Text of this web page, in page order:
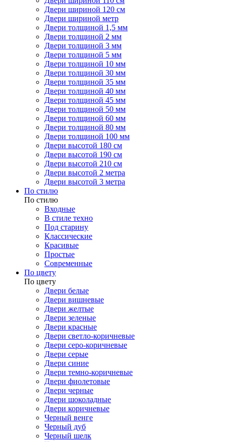
Двери шириной 120 см
Двери шириной метр
Двери толщиной 1,5 мм
Двери толщиной 2 мм
Двери толщиной 3 мм
Двери толщиной 5 мм
Двери толщиной 10 мм
Двери толщиной 30 мм
Двери толщиной 35 мм
Двери толщиной 40 мм
Двери толщиной 45 мм
Двери толщиной 50 мм
Двери толщиной 60 мм
Двери толщиной 80 мм
Двери толщиной 100 мм
Двери высотой 180 см
Двери высотой 190 см
Двери высотой 210 см
Двери высотой 2 метра
Двери высотой 3 метра
По стилю
По стилю
Входные
В стиле техно
Под старину
Классические
Красивые
Простые
Современные
По цвету
По цвету
Двери белые
Двери вишневые
Двери желтые
Двери зеленые
Двери красные
Двери светло-коричневые
Двери серо-коричневые
Двери серые
Двери синие
Двери темно-коричневые
Двери фиолетовые
Двери черные
Двери шоколадные
Двери коричневые
Черный венге
Черный дуб
Черный шелк